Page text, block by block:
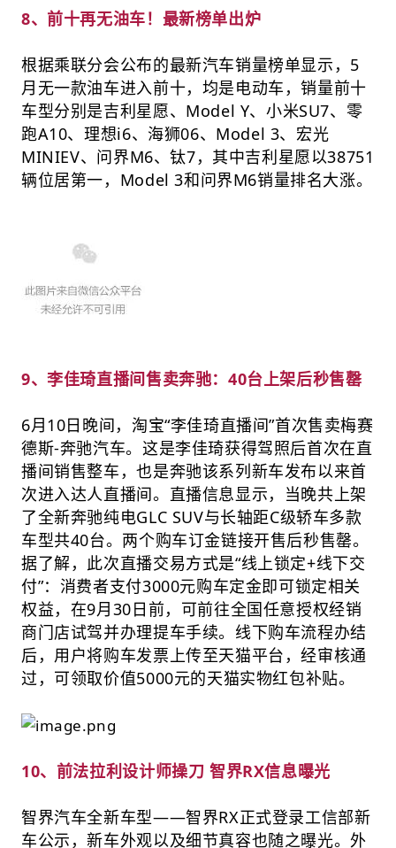
8、前十再无油车！最新榜单出炉
根据乘联分会公布的最新汽车销量榜单显示，5
月无一款油车进入前十，均是电动车，销量前十
车型分别是吉利星愿、Model Y、小米SU7、零
跑A10、理想i6、海狮06、Model 3、宏光
MINIEV、问界M6、钛7，其中吉利星愿以38751
辆位居第一，Model 3和问界M6销量排名大涨。
9、李佳琦直播间售卖奔驰：40台上架后秒售罄
6月10日晚间，淘宝“李佳琦直播间”首次售卖梅赛
德斯-奔驰汽车。这是李佳琦获得驾照后首次在直
播间销售整车，也是奔驰该系列新车发布以来首
次进入达人直播间。直播信息显示，当晚共上架
了全新奔驰纯电GLC SUV与长轴距C级轿车多款
车型共40台。两个购车订金链接开售后秒售罄。
据了解，此次直播交易方式是“线上锁定+线下交
付”：消费者支付3000元购车定金即可锁定相关
权益，在9月30日前，可前往全国任意授权经销
商门店试驾并办理提车手续。线下购车流程办结
后，用户将购车发票上传至天猫平台，经审核通
过，可领取价值5000元的天猫实物红包补贴。
10、前法拉利设计师操刀 智界RX信息曝光
智界汽车全新车型——智界RX正式登录工信部新
车公示，新车外观以及细节真容也随之曝光。外